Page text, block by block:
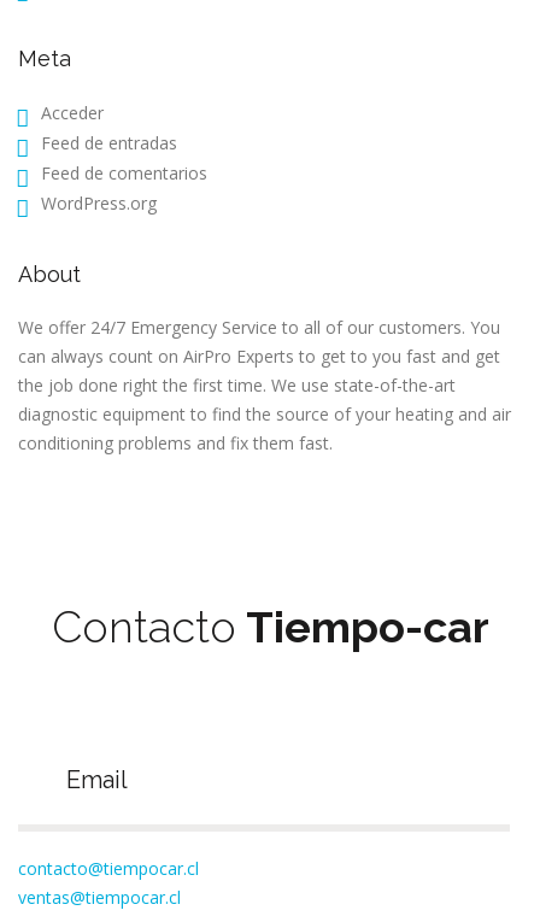
Meta
Acceder
Feed de entradas
Feed de comentarios
WordPress.org
About
We offer 24/7 Emergency Service to all of our customers. You
can always count on AirPro Experts to get to you fast and get
the job done right the first time. We use state-of-the-art
diagnostic equipment to find the source of your heating and air
conditioning problems and fix them fast.
Contacto Tiempo-car
Email
contacto@tiempocar.cl
ventas@tiempocar.cl